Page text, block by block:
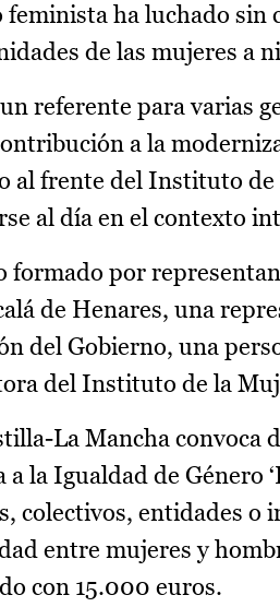
ha luchado sin
de las mujeres a
referente para varias
a la
al frente del Instituto
al día en el contexto
formado por
de Henares, una
del Gobierno, una
del Instituto de la
La Mancha convoca
a la Igualdad de Género
colectivos, entidades o
entre mujeres y
con 15.000 euros.